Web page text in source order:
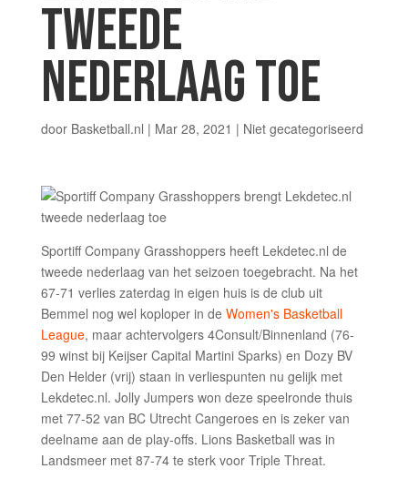
TWEEDE
NEDERLAAG TOE
door Basketball.nl | Mar 28, 2021 | Niet gecategoriseerd
Sportiff Company Grasshoppers heeft Lekdetec.nl de
tweede nederlaag van het seizoen toegebracht. Na het
67-71 verlies zaterdag in eigen huis is de club uit
Bemmel nog wel koploper in de Women's Basketball
League, maar achtervolgers 4Consult/Binnenland (76-
99 winst bij Keijser Capital Martini Sparks) en Dozy BV
Den Helder (vrij) staan in verliespunten nu gelijk met
Lekdetec.nl. Jolly Jumpers won deze speelronde thuis
met 77-52 van BC Utrecht Cangeroes en is zeker van
deelname aan de play-offs. Lions Basketball was in
Landsmeer met 87-74 te sterk voor Triple Threat.